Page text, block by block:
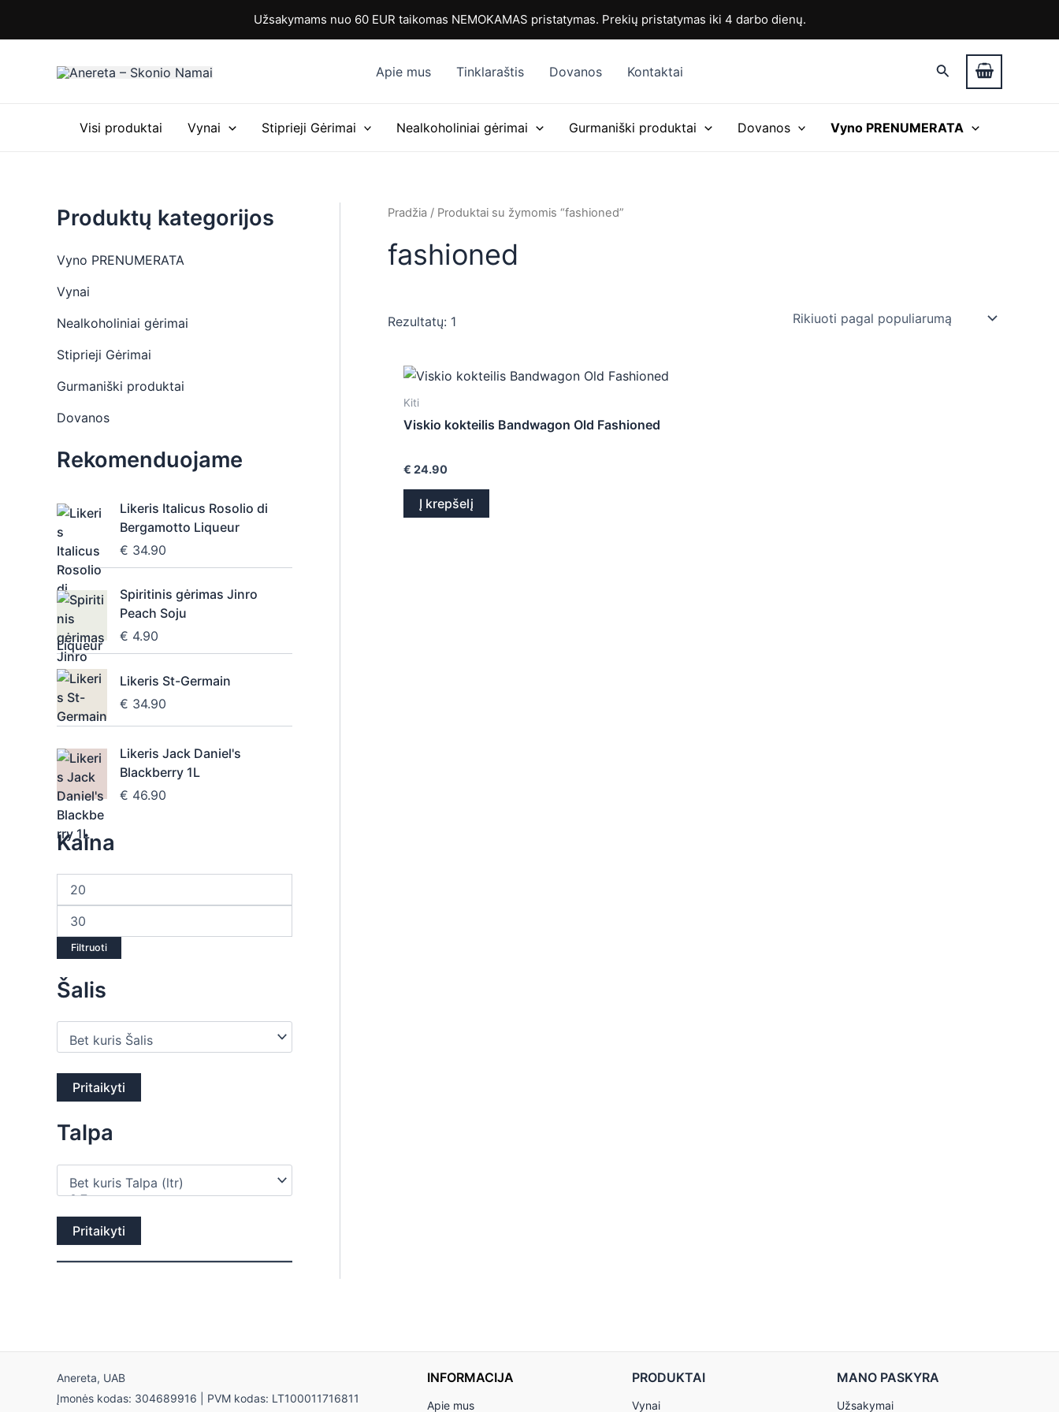
Užsakymams nuo 60 EUR taikomas NEMOKAMAS pristatymas. Prekių pristatymas iki 4 darbo dienų.
Apie mus Tinklaraštis Dovanos Kontaktai Paieška
Visi produktai Vynai Stiprieji Gėrimai Nealkoholiniai gėrimai Gurmaniški produktai Dovanos Vyno PRENUMERATA
Produktų kategorijos
Vyno PRENUMERATA
Vynai
Nealkoholiniai gėrimai
Stiprieji Gėrimai
Gurmaniški produktai
Dovanos
Rekomenduojame
Likeris Italicus Rosolio di
Bergamotto Liqueur
€ 34.90
Spiritinis gėrimas Jinro
Peach Soju
€ 4.90
Likeris St-Germain
€ 34.90
Likeris Jack Daniel's
Blackberry 1L
€ 46.90
Kaina
n
a
k
k
Filtruoti
Šalis
Pritaikyti
Talpa
Pritaikyti
Pradžia / Produktai su žymomis “fashioned”
fashioned
Rezultatų: 1
Kiti
Viskio kokteilis Bandwagon Old Fashioned
€ 24.90
Į krepšelį
Anereta, UAB
Įmonės kodas: 304689916 | PVM kodas: LT100011716811
INFORMACIJA
Apie mus
PRODUKTAI
Vynai
MANO PASKYRA
Užsakymai